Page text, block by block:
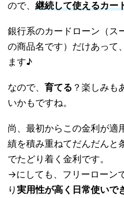
ので、 継続して使えるカー
銀行系のカードローン（ス
の商品名です）だけあって、
ます♪
なので、 育てる ？楽しみも
いかもですね。
尚、最初からこの金利が適
績を積み重ねてだんだんと
でたどり着く金利です。
→にしても、フリーローン
り実用性が高く日常使いで